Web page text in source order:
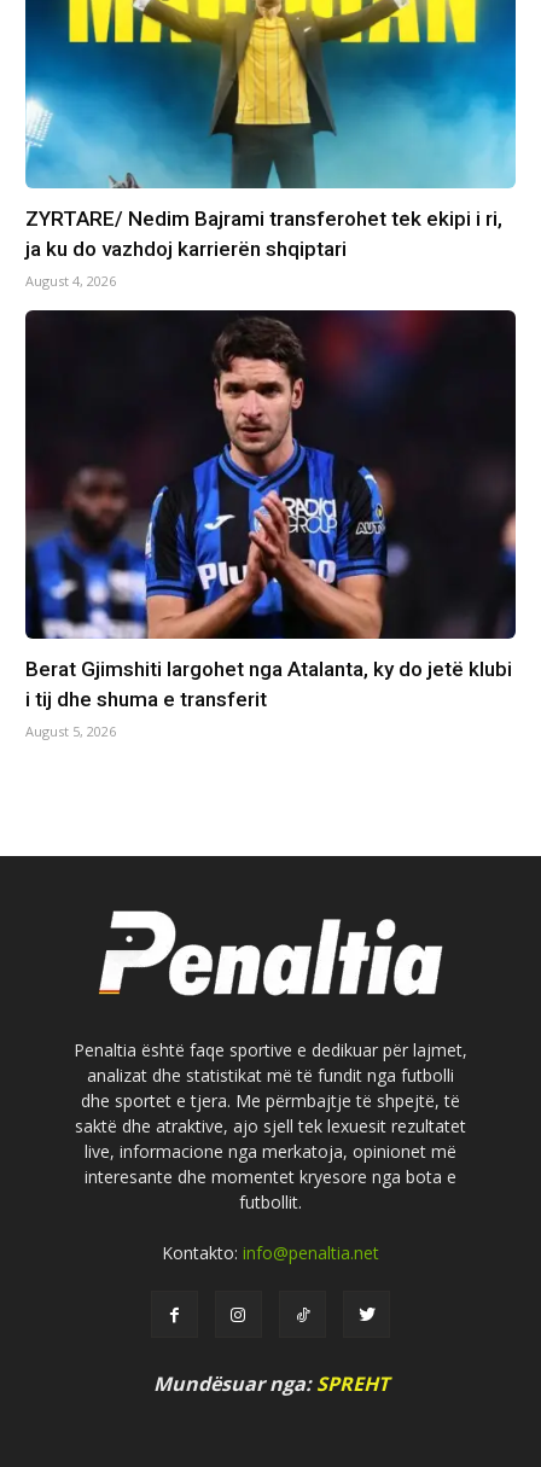
ZYRTARE/ Nedim Bajrami transferohet tek ekipi i ri,
ja ku do vazhdoj karrierën shqiptari
August 4, 2026
Berat Gjimshiti largohet nga Atalanta, ky do jetë klubi
i tij dhe shuma e transferit
August 5, 2026
Penaltia është faqe sportive e dedikuar për lajmet,
analizat dhe statistikat më të fundit nga futbolli
dhe sportet e tjera. Me përmbajtje të shpejtë, të
saktë dhe atraktive, ajo sjell tek lexuesit rezultatet
live, informacione nga merkatoja, opinionet më
interesante dhe momentet kryesore nga bota e
futbollit.
Kontakto: info@penaltia.net
Mundësuar nga:SPREHT